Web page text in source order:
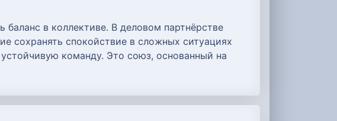
в коллективе. В деловом партнёрстве
сохранять спокойствие в сложных ситуациях
команду. Это союз, основанный на